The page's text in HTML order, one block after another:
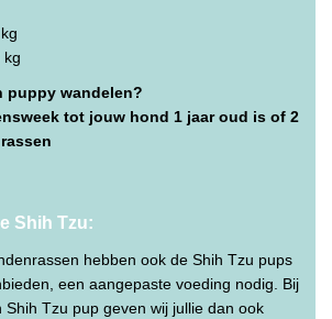
kg
puppy wandelen?
tot jouw hond 1 jaar oud is of 2
Shih Tzu:
hebben ook de Shih Tzu pups
een aangepaste voeding nodig. Bij
Shih Tzu pup geven wij jullie dan ook